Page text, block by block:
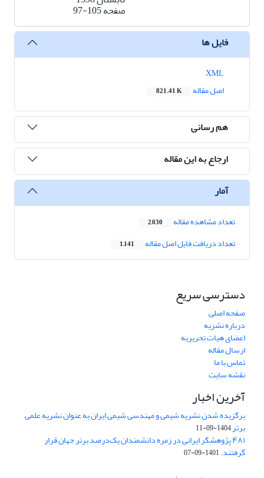
صفحه97-105
فایل ها
اصل مقاله
821.41 K
هم رسانی
ارجاع به این مقاله
آمار
تعداد مشاهده مقاله 2,030
تعداد دریافت فایل اصل مقاله 1,141
دسترسی سریع
صفحه اصلی
درباره نشریه
اعضای هیات تحریریه
ارسال مقاله
تماس با ما
نقشه سایت
آخرین اخبار
برگزیده شدن نشریه شیمی و مهندسی شیمی ایران به عنوان نشریه علمی
برتر1404-09-11
۴۸۱ پژوهشگر ایرانی در زمره دانشمندان یک‌درصد برتر جهان قرار
گرفتند.1401-09-07